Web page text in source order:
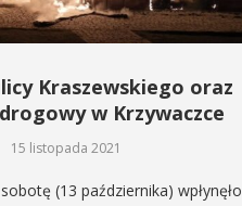
Kraszewskiego oraz
w Krzywaczce
15 listopada 2021
(13 października) wpłynęło